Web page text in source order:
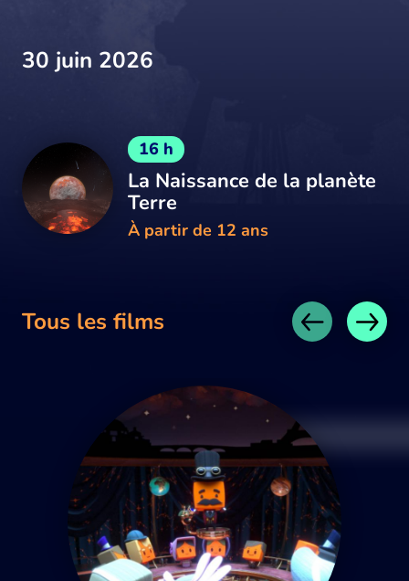
30 juin 2026
16 h
La Naissance de la planète
Terre
À partir de 12 ans
Tous les films